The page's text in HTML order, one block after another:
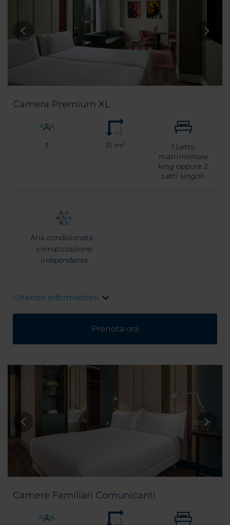
Camera Premium XL
3 31 m² 1 Letto
matrimoniale
king oppure2
Letti singoli
Aria condizionata -
climatizzazione
indipendente
Ulteriori informazioni
Prenota ora
Camere Familiari Comunicanti